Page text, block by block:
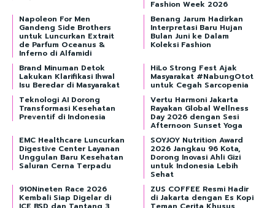
Fashion Week 2026
Napoleon For Men
Gandeng Side Brothers
untuk Luncurkan Extrait
de Parfum Oceanus &
Inferno di Alfamidi
Benang Jarum Hadirkan
Interpretasi Baru Hujan
Bulan Juni ke Dalam
Koleksi Fashion
Brand Minuman Detok
Lakukan Klarifikasi Ihwal
Isu Beredar di Masyarakat
HiLo Strong Fest Ajak
Masyarakat #NabungOtot
untuk Cegah Sarcopenia
Teknologi AI Dorong
Transformasi Kesehatan
Preventif di Indonesia
Vertu Harmoni Jakarta
Rayakan Global Wellness
Day 2026 dengan Sesi
Afternoon Sunset Yoga
EMC Healthcare Luncurkan
Digestive Center Layanan
Unggulan Baru Kesehatan
Saluran Cerna Terpadu
SOYJOY Nutrition Award
2026 Jangkau 96 Kota,
Dorong Inovasi Ahli Gizi
untuk Indonesia Lebih
Sehat
910Nineten Race 2026
Kembali Siap Digelar di
ZUS COFFEE Resmi Hadir
di Jakarta dengan Es Kopi